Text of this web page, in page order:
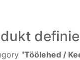
"Töölehed /